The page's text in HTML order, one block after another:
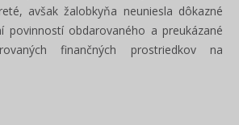
avšak žalobkyňa neuniesla dôkazné
povinností obdarovaného a preukázané
finančných prostriedkov na